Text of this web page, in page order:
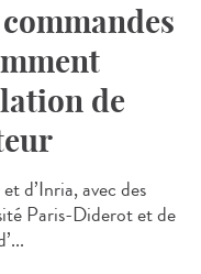
de
d’Inria, avec des
Paris-Diderot et de